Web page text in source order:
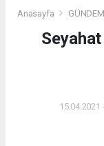
Anasayfa GÜNDEM
15.04.2021